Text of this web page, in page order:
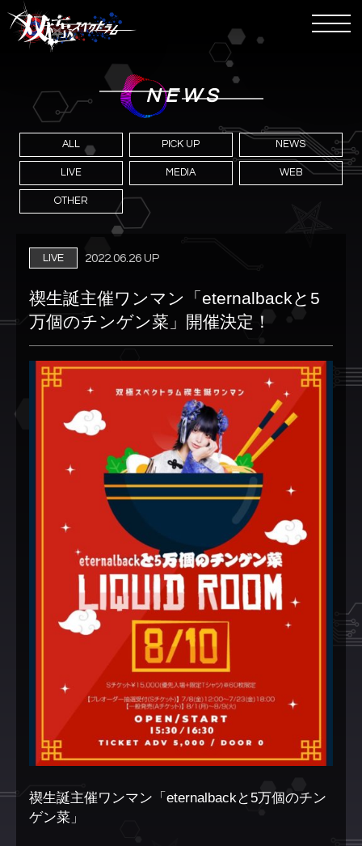
NEWS
ALL PICK UP NEWS
LIVE MEDIA WEB
OTHER
LIVE 2022.06.26 UP
禊生誕主催ワンマン「eternalbackと5
万個のチンゲン菜」開催決定！
禊生誕主催ワンマン「eternalbackと5万個のチン
ゲン菜」